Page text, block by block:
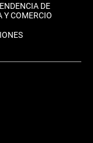
DE
Y COMERCIO